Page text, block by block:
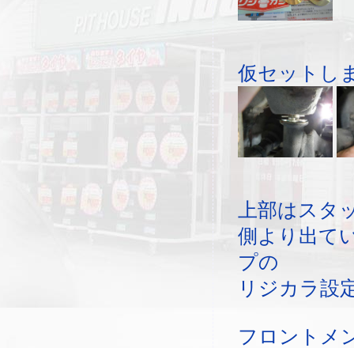
仮セットし
上部はスタ
側より出て
プの
リジカラ設
フロントメ